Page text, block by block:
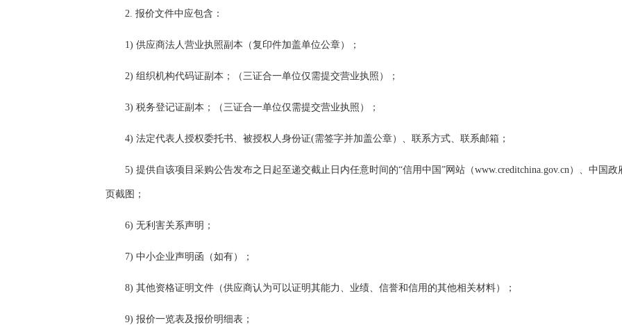
2. 报价文件中应包含：
1) 供应商法人营业执照副本（复印件加盖单位公章）；
2) 组织机构代码证副本；（三证合一单位仅需提交营业执照）；
3) 税务登记证副本；（三证合一单位仅需提交营业执照）；
4) 法定代表人授权委托书、被授权人身份证(需签字并加盖公章） 、 联系方式、联系邮箱 ；
5) 提供自该项目采购公告发布之日起至递交截止日内任意时间的“信用中国”网站（www.creditchina.gov.cn）、中国
页截图；
6) 无利害关系声明；
7) 中小企业声明函（如有）；
8) 其他资格证明文件（供应商认为可以证明其能力、业绩、信誉和信用的其他相关材料）；
9) 报价一览表及报价明细表；